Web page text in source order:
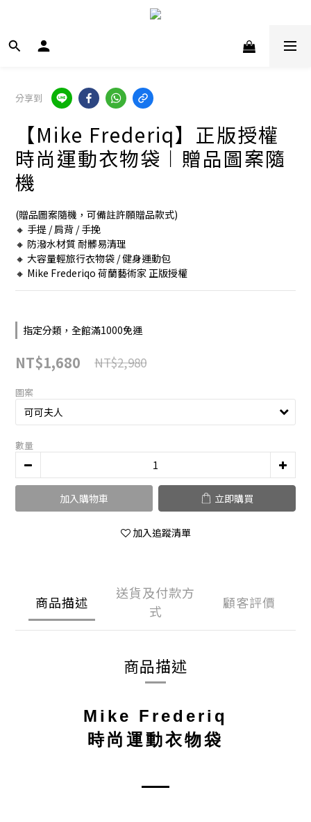
分享到
【Mike Frederiq】正版授權
時尚運動衣物袋︱贈品圖案隨
機
(贈品圖案隨機，可備註許願贈品款式)
🔸 手提 / 肩背 / 手挽
🔸 防潑水材質 耐髒易清理
🔸 大容量輕旅行衣物袋 / 健身運動包
🔸 Mike Frederiqo 荷蘭藝術家 正版授權
指定分類，全館滿1000免運
NT$1,680 NT$2,980
圖案
數量
加入購物車 立即購買
加入追蹤清單
商品描述
送貨及付款方
式
顧客評價
商品描述
Mike Frederiq
時尚運動衣物袋